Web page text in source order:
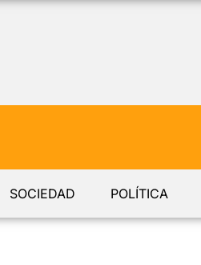
SOCIEDAD POLÍTICA